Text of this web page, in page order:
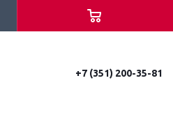
+7 (351) 200-35-81